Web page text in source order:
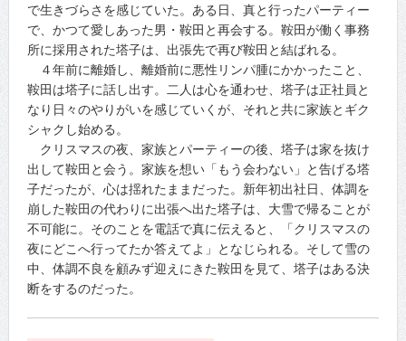
で生きづらさを感じていた。ある日、真と行ったパーティー
で、かつて愛しあった男・鞍田と再会する。鞍田が働く事務
所に採用された塔子は、出張先で再び鞍田と結ばれる。
４年前に離婚し、離婚前に悪性リンパ腫にかかったこと、
鞍田は塔子に話し出す。二人は心を通わせ、塔子は正社員と
なり日々のやりがいを感じていくが、それと共に家族とギク
シャクし始める。
クリスマスの夜、家族とパーティーの後、塔子は家を抜け
出して鞍田と会う。家族を想い「もう会わない」と告げる塔
子だったが、心は揺れたままだった。新年初出社日、体調を
崩した鞍田の代わりに出張へ出た塔子は、大雪で帰ることが
不可能に。そのことを電話で真に伝えると、「クリスマスの
夜にどこへ行ってたか答えてよ」となじられる。そして雪の
中、体調不良を顧みず迎えにきた鞍田を見て、塔子はある決
断をするのだった。